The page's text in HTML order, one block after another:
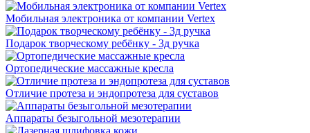
Мобильная электроника от компании Vertex
Подарок творческому ребёнку - 3д ручка
Ортопедические массажные кресла
Отличие протеза и эндопротеза для суставов
Аппараты безыгольной мезотерапии